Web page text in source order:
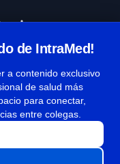
de IntraMed!
a contenido exclusivo
de salud más
para conectar,
entre colegas.
1997-2026